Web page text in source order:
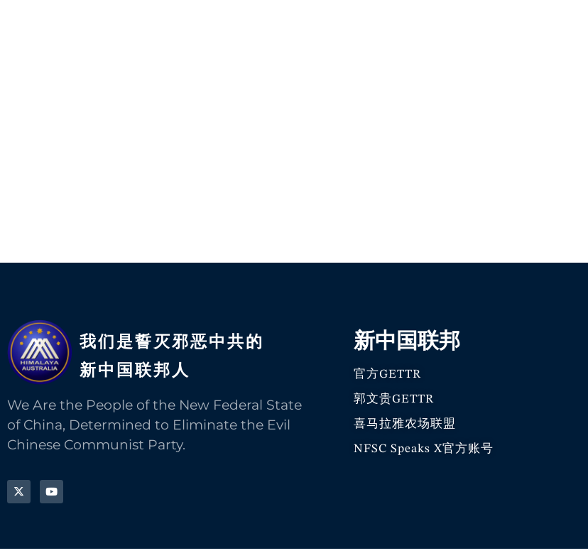
我们是誓灭邪恶中共的
新中国联邦人​
We Are the People of the New Federal State
of China, Determined to Eliminate the Evil
Chinese Communist Party.
新中国联邦
官方GETTR
郭文贵GETTR
喜马拉雅农场联盟
NFSC Speaks X官方账号